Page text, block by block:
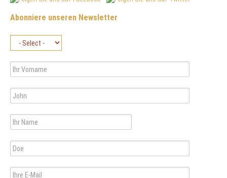
Abonniere unseren Newsletter